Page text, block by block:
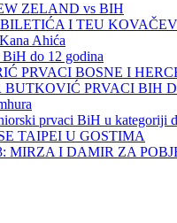
ZELAND vs BIH
I TEU
Ahića
do 12 godina
PRVACI BOSNE I
PRVACI BIH
prvaci BiH u kategoriji
TAIPEI U GOSTIMA
MIRZA I DAMIR ZA